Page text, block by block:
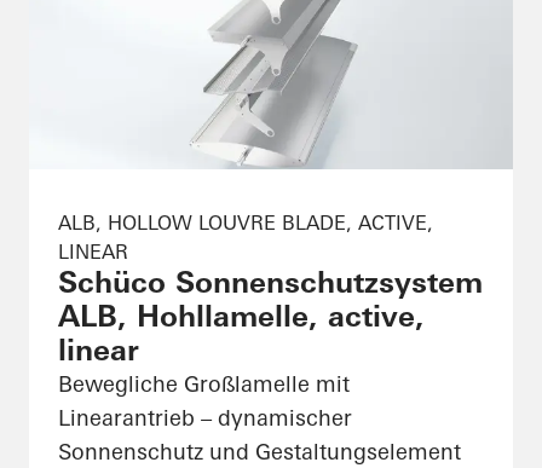
ALB, HOLLOW LOUVRE BLADE, ACTIVE,
LINEAR
Schüco Sonnenschutzsystem
ALB, Hohllamelle, active,
linear
Bewegliche Großlamelle mit
Linearantrieb – dynamischer
Sonnenschutz und Gestaltungselement